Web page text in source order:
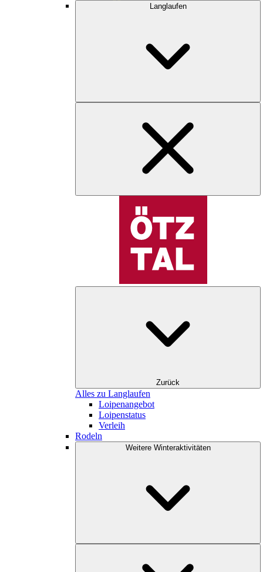
Langlaufen
Zurück
Alles zu Langlaufen
Loipenangebot
Loipenstatus
Verleih
Rodeln
Weitere Winteraktivitäten